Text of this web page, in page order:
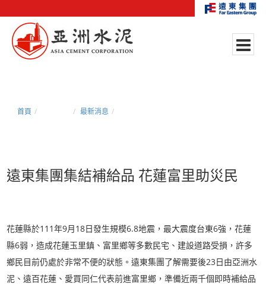
首頁 最新消息
遠東集團集結補給品 花蓮富里助災民
花蓮縣於111年9月18日發生規模6.8地震，最大震度台東6強，花蓮
縣6弱，造成花蓮玉里鎮、富里鄉等多數民宅、建設道路受損，許多
鄉民目前仍處於非常不便的狀態。遠東集團了解需要後23日由亞洲水
泥、遠百花蓮、愛買同仁代表前進富里鄉，準備近兩千個即時補給品